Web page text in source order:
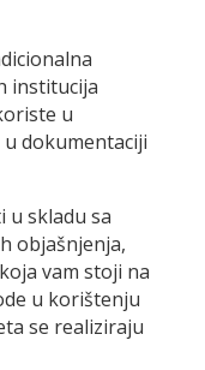
institucija
u
dokumentaciji
u skladu sa
objašnjenja,
vam stoji na
u korištenju
se realiziraju